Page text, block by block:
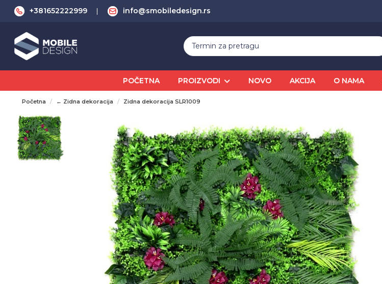
+381652222999 info@smobiledesign.rs
POČETNA PROIZVODI NOVO AKCIJA O NAMA
Početna ← Zidna dekoracija Zidna dekoracija SLR1009